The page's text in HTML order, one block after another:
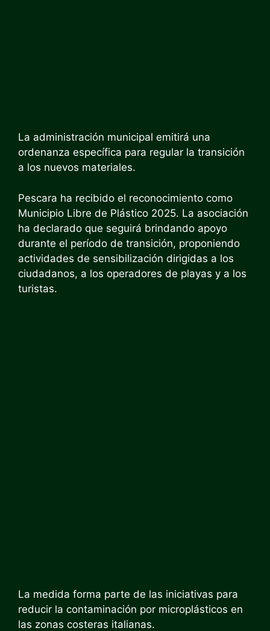
La administración municipal emitirá una
ordenanza específica para regular la transición
a los nuevos materiales.
Pescara ha recibido el reconocimiento como
Municipio Libre de Plástico 2025. La asociación
ha declarado que seguirá brindando apoyo
durante el período de transición, proponiendo
actividades de sensibilización dirigidas a los
ciudadanos, a los operadores de playas y a los
turistas.
La medida forma parte de las iniciativas para
reducir la contaminación por microplásticos en
las zonas costeras italianas.